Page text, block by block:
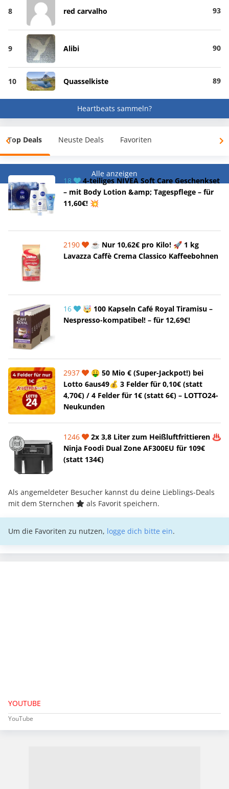
8 red carvalho 93
9 Alibi 90
10 Quasselkiste 89
Heartbeats sammeln?
Top Deals Neuste Deals Favoriten
Alle anzeigen
18
4-teiliges NIVEA Soft Care Geschenkset
– mit Body Lotion &amp; Tagespflege – für
11,60€! 💥
2190
☕ Nur 10,62€ pro Kilo! 🚀 1 kg
Lavazza Caffè Crema Classico Kaffeebohnen
16
🤯 100 Kapseln Café Royal Tiramisu –
Nespresso-kompatibel! – für 12,69€!
2937
🤑 50 Mio € (Super-Jackpot!) bei
Lotto 6aus49💰 3 Felder für 0,10€ (statt
4,70€) / 4 Felder für 1€ (statt 6€) – LOTTO24-
Neukunden
1246
2x 3,8 Liter zum Heißluftfrittieren ♨️
Ninja Foodi Dual Zone AF300EU für 109€
(statt 134€)
Als angemeldeter Besucher kannst du deine Lieblings-Deals
mit dem Sternchen
als Favorit speichern.
Um die Favoriten zu nutzen, logge dich bitte ein.
YOUTUBE
YouTube